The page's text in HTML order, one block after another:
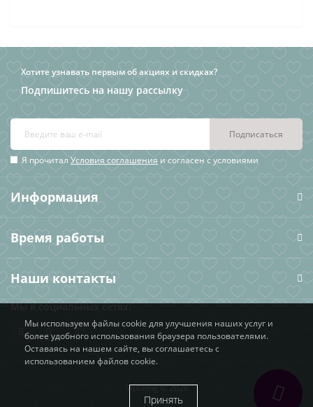
Хотите узнавать первым об акциях и скидках?
Подпишитесь на нашу рассылку
Подписаться
Я прочитал Условия соглашения и согласен с условиями
Информация
Время работы
Наши контакты
Мы в социальных сетях:
Stocking © 2026
Мы используем файлы cookie для улучшения наших услуг и
более удобного использования браузера пользователями.
Оставаясь на нашем сайте, вы соглашаетесь с
использованием файлов cookie.
Принять